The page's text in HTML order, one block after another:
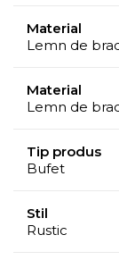
Material
Lemn de
Material
Lemn de
Tip produs
Bufet
Stil
Rustic